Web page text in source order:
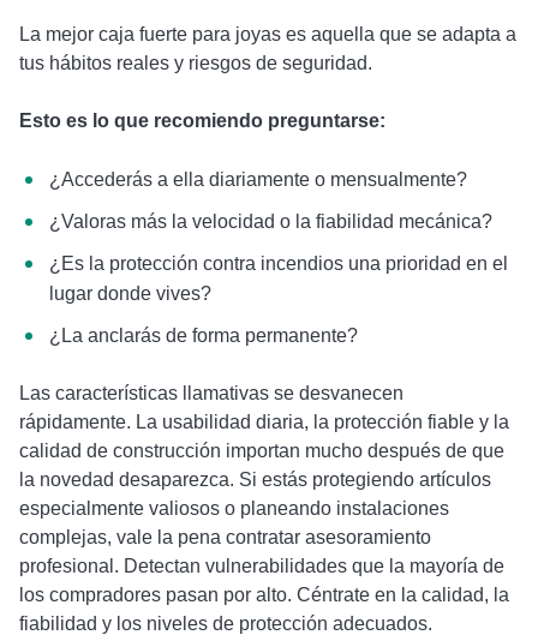
La mejor caja fuerte para joyas es aquella que se adapta a
tus hábitos reales y riesgos de seguridad.
Esto es lo que recomiendo preguntarse:
¿Accederás a ella diariamente o mensualmente?
¿Valoras más la velocidad o la fiabilidad mecánica?
¿Es la protección contra incendios una prioridad en el
lugar donde vives?
¿La anclarás de forma permanente?
Las características llamativas se desvanecen
rápidamente. La usabilidad diaria, la protección fiable y la
calidad de construcción importan mucho después de que
la novedad desaparezca. Si estás protegiendo artículos
especialmente valiosos o planeando instalaciones
complejas, vale la pena contratar asesoramiento
profesional. Detectan vulnerabilidades que la mayoría de
los compradores pasan por alto. Céntrate en la calidad, la
fiabilidad y los niveles de protección adecuados.